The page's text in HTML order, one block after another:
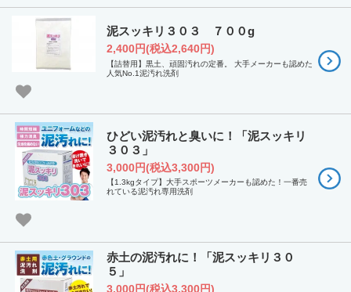
泥スッキリ３０３ ７００g
2,400円(税込2,640円)
【詰替用】黒土、頑固汚れの定番。 大手メーカーも認めた
人気No.1泥汚れ洗剤
ひどい泥汚れと臭いに！「泥スッキリ
３０３」
3,000円(税込3,300円)
【1.3kgタイプ】大手スポーツメーカーも認めた！一番売
れている泥汚れ専用洗剤
赤土の泥汚れに！「泥スッキリ３０
５」
3,000円(税込3,300円)